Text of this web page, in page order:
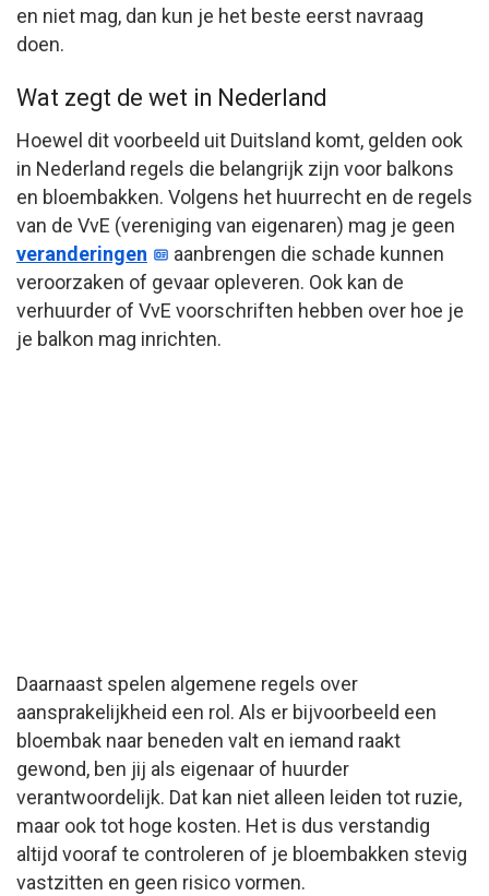
en niet mag, dan kun je het beste eerst navraag
doen.
Wat zegt de wet in Nederland
Hoewel dit voorbeeld uit Duitsland komt, gelden ook
in Nederland regels die belangrijk zijn voor balkons
en bloembakken. Volgens het huurrecht en de regels
van de VvE (vereniging van eigenaren) mag je geen
veranderingen
aanbrengen die schade kunnen
veroorzaken of gevaar opleveren. Ook kan de
verhuurder of VvE voorschriften hebben over hoe je
je balkon mag inrichten.
Daarnaast spelen algemene regels over
aansprakelijkheid een rol. Als er bijvoorbeeld een
bloembak naar beneden valt en iemand raakt
gewond, ben jij als eigenaar of huurder
verantwoordelijk. Dat kan niet alleen leiden tot ruzie,
maar ook tot hoge kosten. Het is dus verstandig
altijd vooraf te controleren of je bloembakken stevig
vastzitten en geen risico vormen.